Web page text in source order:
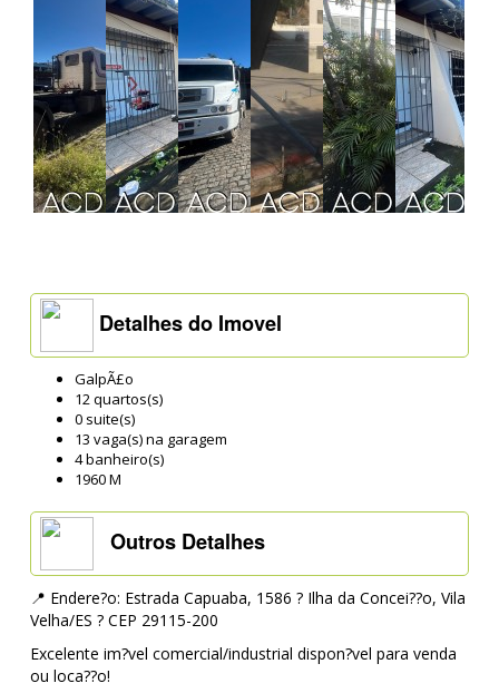
Detalhes do Imovel
GalpÃ£o
12 quartos(s)
0 suite(s)
13 vaga(s) na garagem
4 banheiro(s)
1960 M
Outros Detalhes
📍 Endere?o: Estrada Capuaba, 1586 ? Ilha da Concei??o, Vila
Velha/ES ? CEP 29115-200
Excelente im?vel comercial/industrial dispon?vel para venda
ou loca??o!